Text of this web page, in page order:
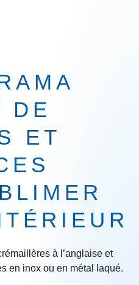
DE
ET
à l’anglaise et
en inox ou en métal laqué.